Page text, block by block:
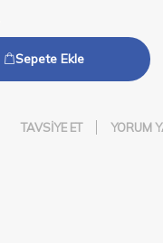
Sepete Ekle
YORUM
TAVSIYE ET